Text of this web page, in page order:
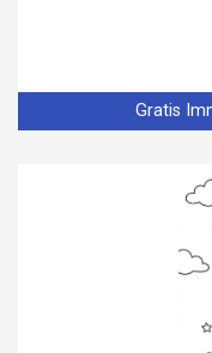
Gratis